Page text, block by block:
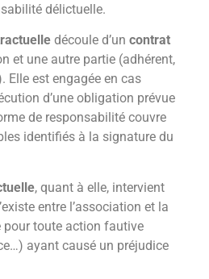
délictuelle.
découle d’un contrat
et une autre partie (adhérent,
Elle est engagée en cas
d’une obligation prévue
de responsabilité couvre
identifiés à la signature du
, quant à elle, intervient
entre l’association et la
pour toute action fautive
ayant causé un préjudice